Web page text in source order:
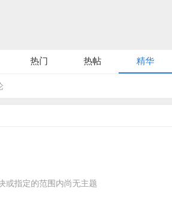
热门 热帖 精华
或指定的范围内尚无主题